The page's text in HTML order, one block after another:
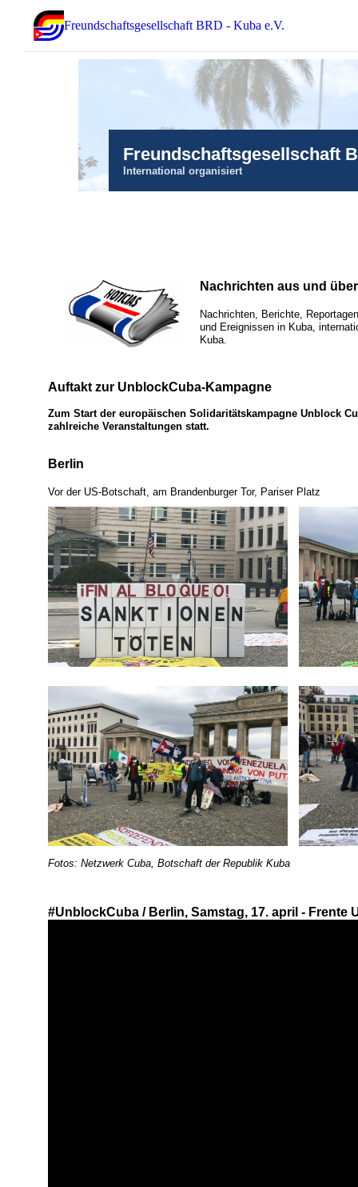
Freundschaftsgesellschaft BRD - Kuba e.V.
Freundschaftsgesellschaft
International organisiert
Nachrichten aus und
Nachrichten, Berichte,
und Ereignissen in Kuba,
Kuba.
Auftakt zur UnblockCuba-Kampagne
Zum Start der europäischen Solidaritätskampagne Unblock
zahlreiche Veranstaltungen statt.
Berlin
Vor der US-Botschaft, am Brandenburger Tor, Pariser Platz
Fotos: Netzwerk Cuba, Botschaft der Republik Kuba
#UnblockCuba / Berlin, Samstag, 17. april - Frente